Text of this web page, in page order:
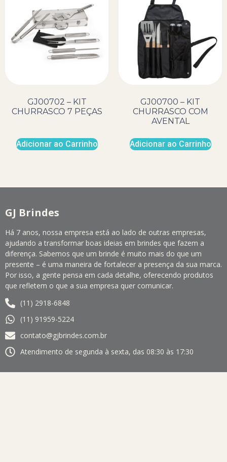
GJ00702 – KIT
CHURRASCO 7 PEÇAS
Adicionar ao Carrinho
GJ00700 – KIT
CHURRASCO COM
AVENTAL
Adicionar ao Carrinho
GJ Brindes
Há 7 anos, nossa empresa está ao lado de outras empresas,
ajudando a transformar boas ideias em brindes que fazem a
diferença. Sabemos que um brinde é muito mais do que um
presente – é uma maneira de fortalecer a presença da sua marca.
Por isso, a gente pensa em cada detalhe, oferecendo produtos
que refletem o que a sua empresa quer comunicar.
(11) 2918-6848
(11) 91959-5224
contato@gjbrindes.com.br
Atendimento de segunda à sexta, das 08:30 às 17:30